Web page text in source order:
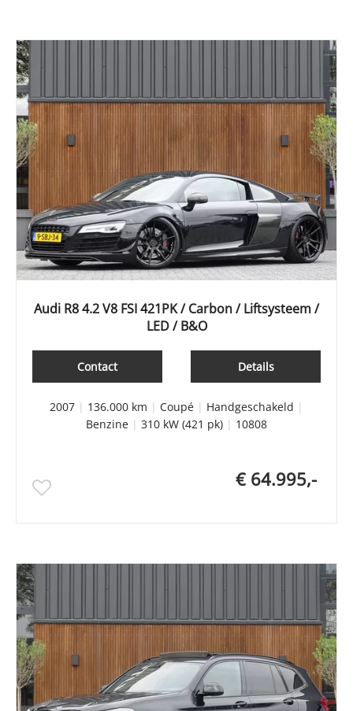
Audi R8 4.2 V8 FSI 421PK / Carbon / Liftsysteem /
LED / B&O
Details
Contact
2007 | 136.000 km | Coupé | Handgeschakeld |
Benzine | 310 kW (421 pk) | 10808
€ 64.995,-